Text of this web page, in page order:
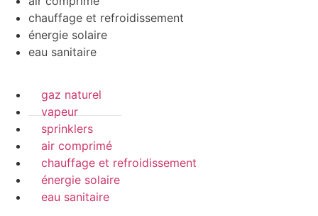
chauffage et refroidissement
énergie solaire
eau sanitaire
gaz naturel
vapeur
sprinklers
air comprimé
chauffage et refroidissement
énergie solaire
eau sanitaire